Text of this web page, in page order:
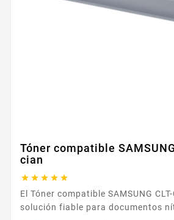
Tóner compatible
cian
    
El Tóner compatible SAMSUNG
solución fiable para documentos